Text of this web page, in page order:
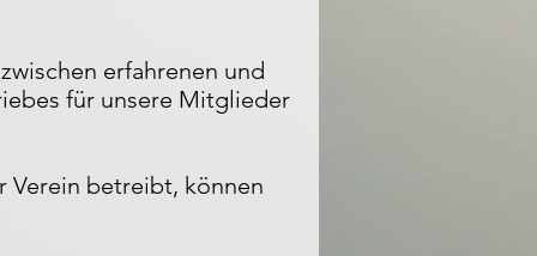
erfahrenen und
für unsere Mitglieder
Verein betreibt, können